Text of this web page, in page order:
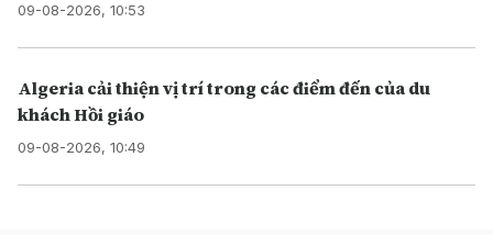
09-08-2026, 10:53
Algeria cải thiện vị trí trong các điểm đến của du
khách Hồi giáo
09-08-2026, 10:49